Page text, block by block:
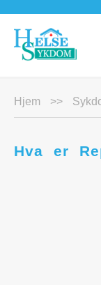
Hjem >>
Hva er